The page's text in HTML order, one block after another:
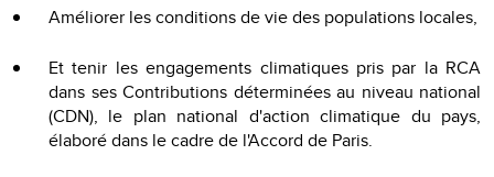
Améliorer les conditions de vie des populations locales,
Et tenir les engagements climatiques pris par la RCA
dans ses Contributions déterminées au niveau national
(CDN), le plan national d'action climatique du pays,
élaboré dans le cadre de l'Accord de Paris.